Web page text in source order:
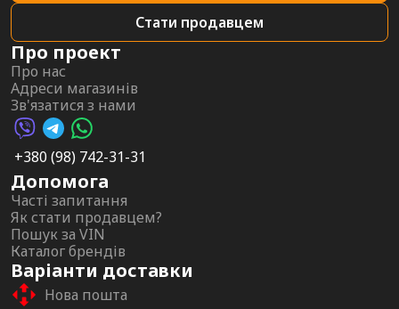
Стати продавцем
Про проект
Про нас
Адреси магазинів
Зв'язатися з нами
Viber AutoPalma
Telegram AutoPalma
WhatsApp AutoPalma
+380 (98) 742-31-31
Допомога
Часті запитання
Як стати продавцем?
Пошук за VIN
Каталог брендів
Варіанти доставки
Нова пошта